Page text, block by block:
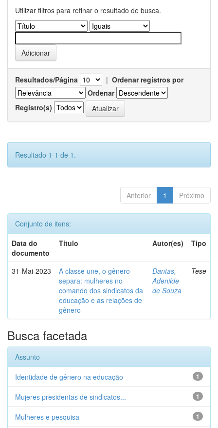
Utilizar filtros para refinar o resultado de busca.
Resultados/Página | Ordenar registros por
Ordenar
Registro(s)
Resultado 1-1 de 1.
Anterior 1 Próximo
Conjunto de itens:
Data do
documento
Título Autor(es) Tipo
31-Mai-2023
A classe une, o gênero
separa: mulheres no
comando dos sindicatos da
educação e as relações de
gênero
Dantas,
Adenilde
de Souza
Tese
Busca facetada
Assunto
1
Identidade de gênero na educação
1
Mujeres presidentas de sindicatos...
1
Mulheres e pesquisa